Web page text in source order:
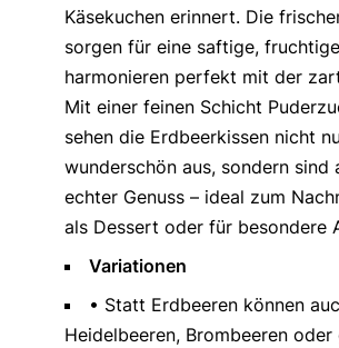
Käsekuchen erinnert. Die
sorgen für eine saftige,
harmonieren perfekt mit der
Mit einer feinen Schicht
sehen die Erdbeerkissen nicht
wunderschön aus, sondern sind
echter Genuss – ideal zum
als Dessert oder für besondere
Variationen
• Statt Erdbeeren können
Heidelbeeren, Brombeeren